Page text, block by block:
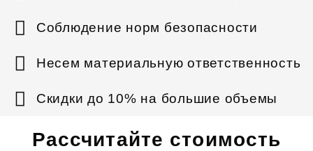
Соблюдение норм безопасности
Несем материальную ответственность
Скидки до 10% на большие объемы
Рассчитайте стоимость